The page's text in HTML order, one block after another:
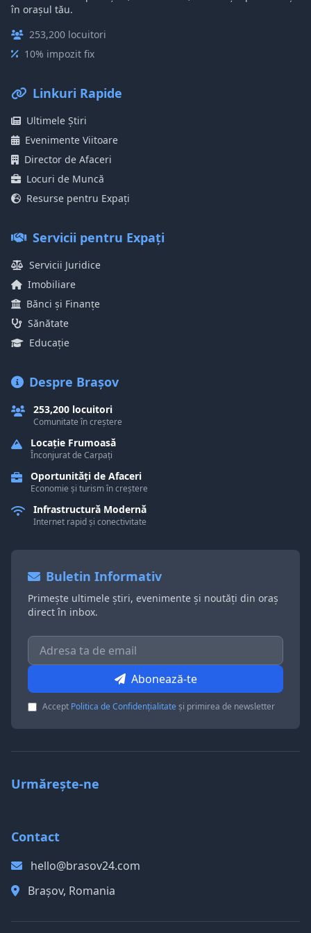
în orașul tău.
253,200 locuitori
10% impozit fix
Linkuri Rapide
Ultimele Știri
Evenimente Viitoare
Director de Afaceri
Locuri de Muncă
Resurse pentru Expați
Servicii pentru Expați
Servicii Juridice
Imobiliare
Bănci și Finanțe
Sănătate
Educație
Despre Brașov
253,200 locuitori
Comunitate în creștere
Locație Frumoasă
Înconjurat de Carpați
Oportunități de Afaceri
Economie și turism în creștere
Infrastructură Modernă
Internet rapid și conectivitate
Buletin Informativ
Primește ultimele știri, evenimente și noutăți din oraș
direct în inbox.
Abonează-te
Accept Politica de Confidențialitateși primirea de newsletter
Urmărește-ne
Contact
hello@brasov24.com
Brașov, Romania